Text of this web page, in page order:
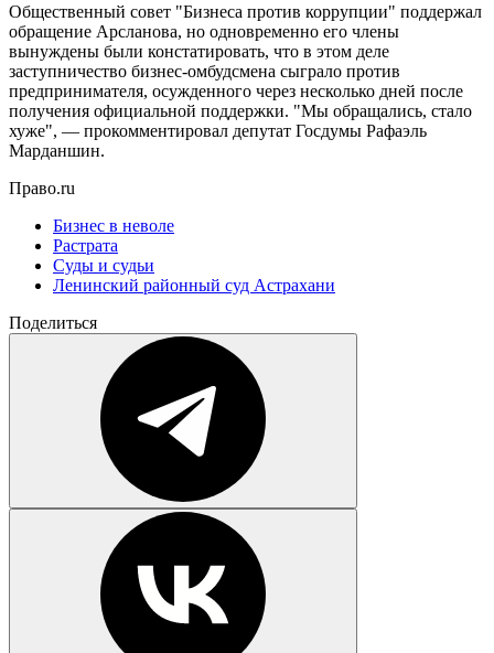
Общественный совет "Бизнеса против коррупции" поддержал
обращение Арсланова, но одновременно его члены
вынуждены были констатировать, что в этом деле
заступничество бизнес-омбудсмена сыграло против
предпринимателя, осужденного через несколько дней после
получения официальной поддержки. "Мы обращались, стало
хуже", — прокомментировал депутат Госдумы Рафаэль
Марданшин.
Право.ru
Бизнес в неволе
Растрата
Суды и судьи
Ленинский районный суд Астрахани
Поделиться